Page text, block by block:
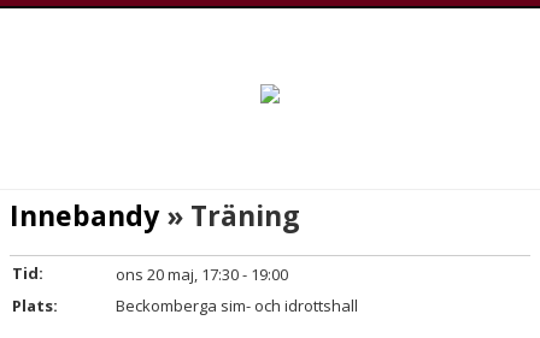
Innebandy» Träning
Tid:
ons 20 maj, 17:30 - 19:00
Plats:
Beckomberga sim- och idrottshall